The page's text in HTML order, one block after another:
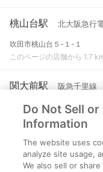
桃山台駅 北大阪急行
吹田市桃山台５-１-１
このページの店舗から 1.7
関大前駅 阪急千里線
吹田市山手町３-８-１９
このページの店舗から 2 km
岡町駅 阪急宝塚本線
豊中市中桜塚１-１-１
Do Not Sell
Information
The website uses
analyze site usage,
We also sell or